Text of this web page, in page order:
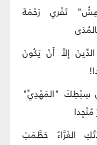
تَفْري رَحْمَةَ
إِلاَّ أَنْ يَكُونَ
سِبْطِكَ "المَهْدِيِّ"
الغَرَّاءُ حَطَّمَتِ